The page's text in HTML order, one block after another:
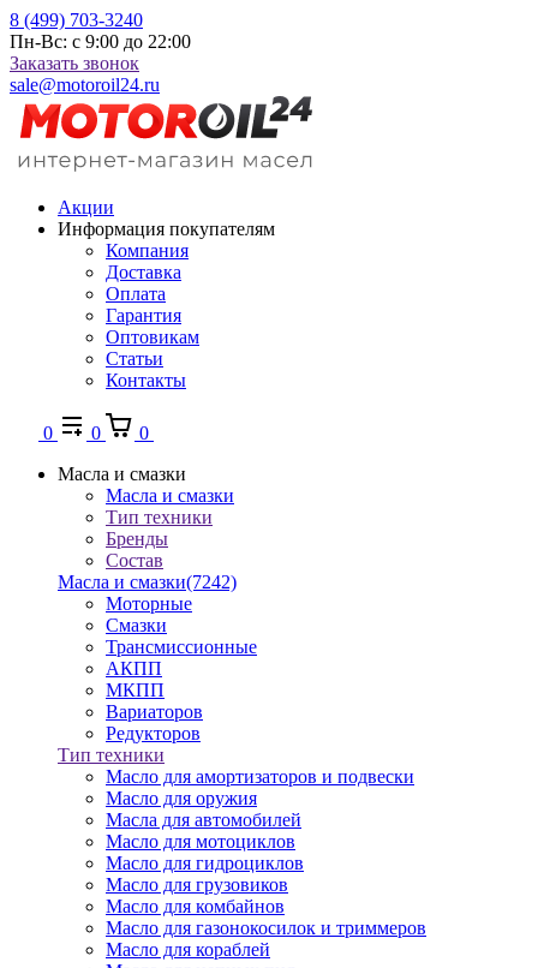
8 (499) 703-3240
Пн-Вс: с 9:00 до 22:00
Заказать звонок
sale@motoroil24.ru
Акции
Информация покупателям
Компания
Доставка
Оплата
Гарантия
Оптовикам
Статьи
Контакты
0 0
0
Масла и смазки
Масла и смазки
Тип техники
Бренды
Состав
Масла и смазки(7242)
Моторные
Смазки
Трансмиссионные
АКПП
МКПП
Вариаторов
Редукторов
Тип техники
Масло для амортизаторов и подвески
Масло для оружия
Масла для автомобилей
Масло для мотоциклов
Масло для гидроциклов
Масло для грузовиков
Масло для комбайнов
Масло для газонокосилок и триммеров
Масло для кораблей